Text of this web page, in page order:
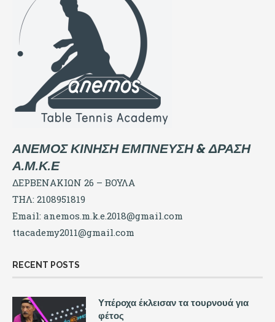
ΑΝΕΜΟΣ ΚΙΝΗΣΗ ΕΜΠΝΕΥΣΗ & ΔΡΑΣΗ
Α.Μ.Κ.Ε
ΔΕΡΒΕΝΑΚΙΩΝ 26 – ΒΟΥΛΑ
ΤΗΛ: 2108951819
Email: anemos.m.k.e.2018@gmail.com
ttacademy2011@gmail.com
RECENT POSTS
Υπέροχα έκλεισαν τα τουρνουά για
φέτος